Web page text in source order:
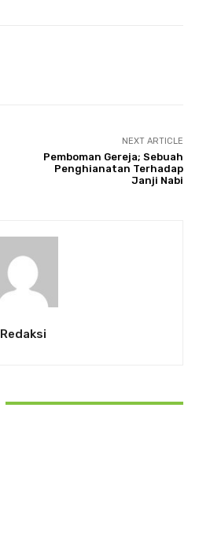
NEXT ARTICLE
Pemboman Gereja; Sebuah
Penghianatan Terhadap
Janji Nabi
Redaksi